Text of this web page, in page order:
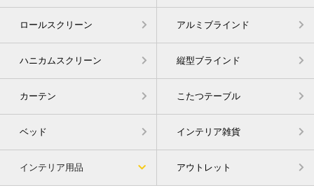
ロールスクリーン アルミブラインド
ハニカムスクリーン 縦型ブラインド
カーテン こたつテーブル
ベッド インテリア雑貨
インテリア用品 アウトレット